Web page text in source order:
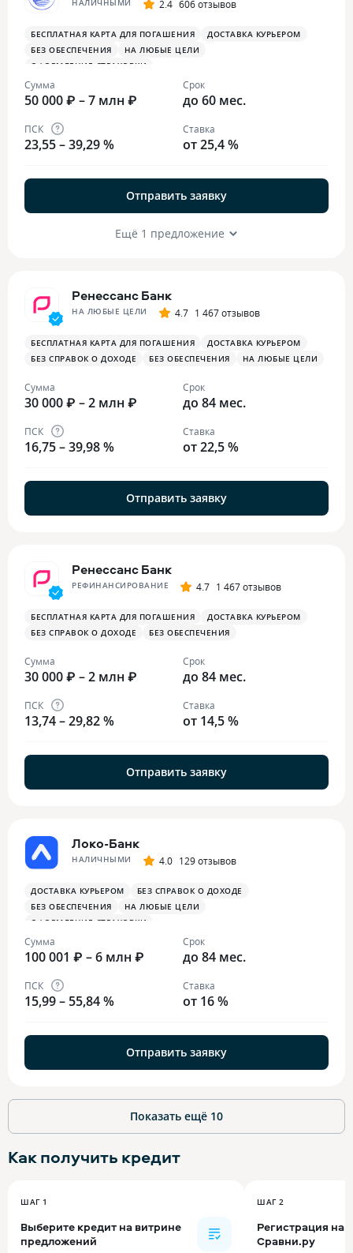
НАЛИЧНЫМИ 2.4 606 отзывов
БЕСПЛАТНАЯ КАРТА ДЛЯ ПОГАШЕНИЯ
ДОСТАВКА КУРЬЕРОМ
БЕЗ ОБЕСПЕЧЕНИЯ
НА ЛЮБЫЕ ЦЕЛИ
ОФОРМЛЕНИЕ СТРАХОВКИ
Сумма
50 000 ₽ – 7 млн ₽
Срок
до 60 мес.
ПСК
23,55 – 39,29 %
Ставка
от 25,4 %
Отправить заявку
Ещё 1 предложение
Ренессанс Банк
НА ЛЮБЫЕ ЦЕЛИ 4.7 1 467 отзывов
БЕСПЛАТНАЯ КАРТА ДЛЯ ПОГАШЕНИЯ
ДОСТАВКА КУРЬЕРОМ
БЕЗ СПРАВОК О ДОХОДЕ
БЕЗ ОБЕСПЕЧЕНИЯ НА ЛЮБЫЕ ЦЕЛИ
Сумма
30 000 ₽ – 2 млн ₽
Срок
до 84 мес.
ПСК
16,75 – 39,98 %
Ставка
от 22,5 %
Отправить заявку
Ренессанс Банк
РЕФИНАНСИРОВАНИЕ 4.7 1 467 отзывов
БЕСПЛАТНАЯ КАРТА ДЛЯ ПОГАШЕНИЯ
ДОСТАВКА КУРЬЕРОМ
БЕЗ СПРАВОК О ДОХОДЕ
БЕЗ ОБЕСПЕЧЕНИЯ
Сумма
30 000 ₽ – 2 млн ₽
Срок
до 84 мес.
ПСК
13,74 – 29,82 %
Ставка
от 14,5 %
Отправить заявку
Локо-Банк
НАЛИЧНЫМИ 4.0 129 отзывов
ДОСТАВКА КУРЬЕРОМ
БЕЗ СПРАВОК О ДОХОДЕ
БЕЗ ОБЕСПЕЧЕНИЯ
НА ЛЮБЫЕ ЦЕЛИ
ОФОРМЛЕНИЕ СТРАХОВКИ
Сумма
100 001 ₽ – 6 млн ₽
Срок
до 84 мес.
ПСК
15,99 – 55,84 %
Ставка
от 16 %
Отправить заявку
Показать ещё 10
Как получить кредит
ШАГ 1
Выберите кредит на витрине
предложений
ШАГ 2
Регистрация на
Сравни.ру